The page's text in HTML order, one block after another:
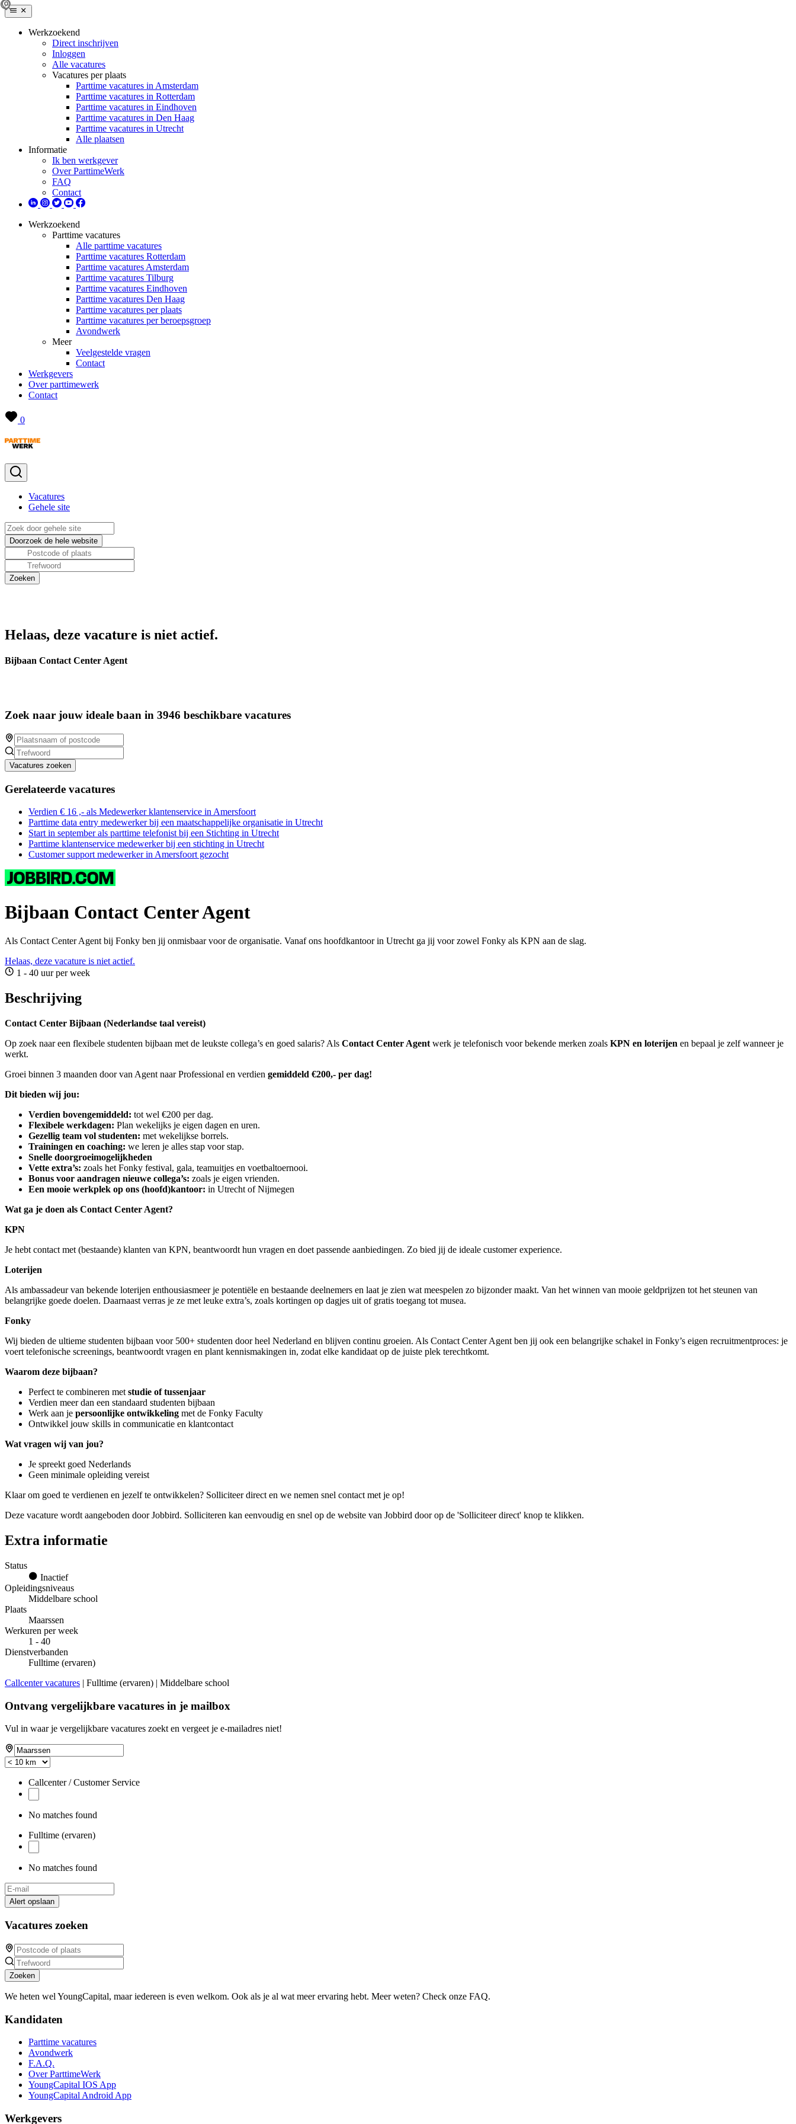
Werkzoekend
Direct inschrijven
Inloggen
Alle vacatures
Vacatures per plaats
Parttime vacatures in Amsterdam
Parttime vacatures in Rotterdam
Parttime vacatures in Eindhoven
Parttime vacatures in Den Haag
Parttime vacatures in Utrecht
Alle plaatsen
Informatie
Ik ben werkgever
Over ParttimeWerk
FAQ
Contact
Werkzoekend
Parttime vacatures
Alle parttime vacatures
Parttime vacatures Rotterdam
Parttime vacatures Amsterdam
Parttime vacatures Tilburg
Parttime vacatures Eindhoven
Parttime vacatures Den Haag
Parttime vacatures per plaats
Parttime vacatures per beroepsgroep
Avondwerk
Meer
Veelgestelde vragen
Contact
Werkgevers
Over parttimewerk
Contact
0
Vacatures
Gehele site
Helaas, deze vacature is niet actief.
Bijbaan Contact Center Agent
Zoek naar jouw ideale baan in 3946 beschikbare vacatures
Vacatures zoeken
Gerelateerde vacatures
Verdien € 16 ,- als Medewerker klantenservice in Amersfoort
Parttime data entry medewerker bij een maatschappelijke organisatie in Utrecht
Start in september als parttime telefonist bij een Stichting in Utrecht
Parttime klantenservice medewerker bij een stichting in Utrecht
Customer support medewerker in Amersfoort gezocht
Bijbaan Contact Center Agent
Als Contact Center Agent bij Fonky ben jij onmisbaar voor de organisatie. Vanaf ons hoofdkantoor in Utrecht ga jij voor zowel Fonky als KPN aan de slag.
Helaas, deze vacature is niet actief.
1 - 40 uur per week
Beschrijving
Contact Center Bijbaan (Nederlandse taal vereist)
Op zoek naar een flexibele studenten bijbaan met de leukste collega’s en goed salaris? Als Contact Center Agent werk je telefonisch voor bekende merken zoals KPN en loterijen en bepaal je zelf wanneer je
werkt.
Groei binnen 3 maanden door van Agent naar Professional en verdien gemiddeld €200,- per dag!
Dit bieden wij jou:
Verdien bovengemiddeld: tot wel €200 per dag.
Flexibele werkdagen: Plan wekelijks je eigen dagen en uren.
Gezellig team vol studenten: met wekelijkse borrels.
Trainingen en coaching: we leren je alles stap voor stap.
Snelle doorgroeimogelijkheden
Vette extra’s: zoals het Fonky festival, gala, teamuitjes en voetbaltoernooi.
Bonus voor aandragen nieuwe collega’s: zoals je eigen vrienden.
Een mooie werkplek op ons (hoofd)kantoor: in Utrecht of Nijmegen
Wat ga je doen als Contact Center Agent?
KPN
Je hebt contact met (bestaande) klanten van KPN, beantwoordt hun vragen en doet passende aanbiedingen. Zo bied jij de ideale customer experience.
Loterijen
Als ambassadeur van bekende loterijen enthousiasmeer je potentiële en bestaande deelnemers en laat je zien wat meespelen zo bijzonder maakt. Van het winnen van mooie geldprijzen tot het steunen van
belangrijke goede doelen. Daarnaast verras je ze met leuke extra’s, zoals kortingen op dagjes uit of gratis toegang tot musea.
Fonky
Wij bieden de ultieme studenten bijbaan voor 500+ studenten door heel Nederland en blijven continu groeien. Als Contact Center Agent ben jij ook een belangrijke schakel in Fonky’s eigen recruitmentproces: je
voert telefonische screenings, beantwoordt vragen en plant kennismakingen in, zodat elke kandidaat op de juiste plek terechtkomt.
Waarom deze bijbaan?
Perfect te combineren met studie of tussenjaar
Verdien meer dan een standaard studenten bijbaan
Werk aan je persoonlijke ontwikkeling met de Fonky Faculty
Ontwikkel jouw skills in communicatie en klantcontact
Wat vragen wij van jou?
Je spreekt goed Nederlands
Geen minimale opleiding vereist
Klaar om goed te verdienen en jezelf te ontwikkelen? Solliciteer direct en we nemen snel contact met je op!
Deze vacature wordt aangeboden door Jobbird. Solliciteren kan eenvoudig en snel op de website van Jobbird door op de 'Solliciteer direct' knop te klikken.
Extra informatie
Status
Inactief
Opleidingsniveaus
Middelbare school
Plaats
Maarssen
Werkuren per week
1 - 40
Dienstverbanden
Fulltime (ervaren)
Callcenter vacatures | Fulltime (ervaren) | Middelbare school
Ontvang vergelijkbare vacatures in je mailbox
Vul in waar je vergelijkbare vacatures zoekt en vergeet je e-mailadres niet!
Callcenter / Customer Service
No matches found
Fulltime (ervaren)
No matches found
Alert opslaan
Vacatures zoeken
Zoeken
We heten wel YoungCapital, maar iedereen is even welkom. Ook als je al wat meer ervaring hebt. Meer weten? Check onze FAQ.
Kandidaten
Parttime vacatures
Avondwerk
F.A.Q.
Over ParttimeWerk
YoungCapital IOS App
YoungCapital Android App
Werkgevers